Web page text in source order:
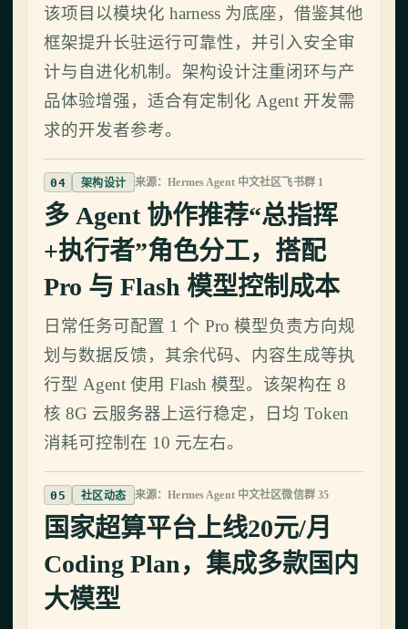
该项目以模块化 harness 为底座，借鉴其他
框架提升长驻运行可靠性，并引入安全审
计与自进化机制。架构设计注重闭环与产
品体验增强，适合有定制化 Agent 开发需
求的开发者参考。
04 架构设计 来源：Hermes Agent 中文社区飞书群 1
多 Agent 协作推荐“总指挥
+执行者”角色分工，搭配
Pro 与 Flash 模型控制成本
日常任务可配置 1 个 Pro 模型负责方向规
划与数据反馈，其余代码、内容生成等执
行型 Agent 使用 Flash 模型。该架构在 8
核 8G 云服务器上运行稳定，日均 Token
消耗可控制在 10 元左右。
05 社区动态 来源：Hermes Agent 中文社区微信群 35
国家超算平台上线20元/月
Coding Plan，集成多款国内
大模型